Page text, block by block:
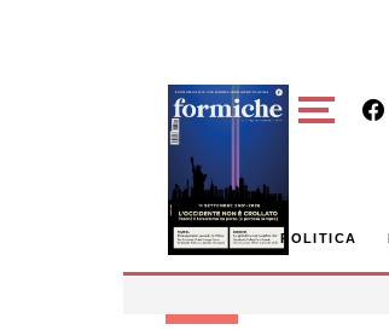
POLITICA